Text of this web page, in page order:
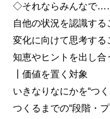
◇それならみんなで
自他の状況を認識する
変化に向けて思考する
知恵やヒントを出し合
┃価値を置く対象
いきなりなにかを“つく
つくるまでの“段階・